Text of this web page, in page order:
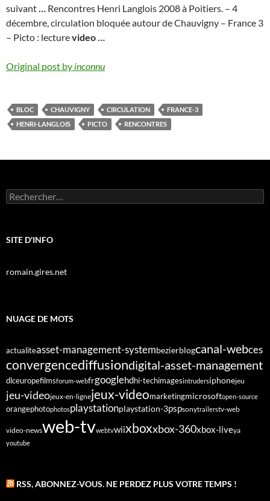
suivant… Rencontres Henri Langlois 2008 à Poitiers. – 4
décembre, circulation bloquée autour de Chauvigny – France 3
– Picto : lecturevideo…
Original post by inconnu
BLOC CHAUVIGNY CIRCULATION
FRANCE-3
HENRI-LANGLOIS
PICTO RENCONTRES
Rechercher :
SITE D'INFO
romain.gires.net
NUAGE DE MOTS
actualiteasset-management-systembezierblogcanal-webces
convergencediffusiondigital-asset-management
dlceuropefilmsforum-webfrgooglehdhi-techimagesintrudersiphonejeu
jeu-videojeux-en-lignejeux-videomarketingmicrosoftopen-source
orangephotophotosplaystationplaystation-3pspsonytrailerstv-web
video-newsweb-tvwebtvwiixboxxbox-360xbox-liveya
youtube
RSS, ABONNEZ-VOUS. NE PERDEZ PLUS VOTRE TEMPS !